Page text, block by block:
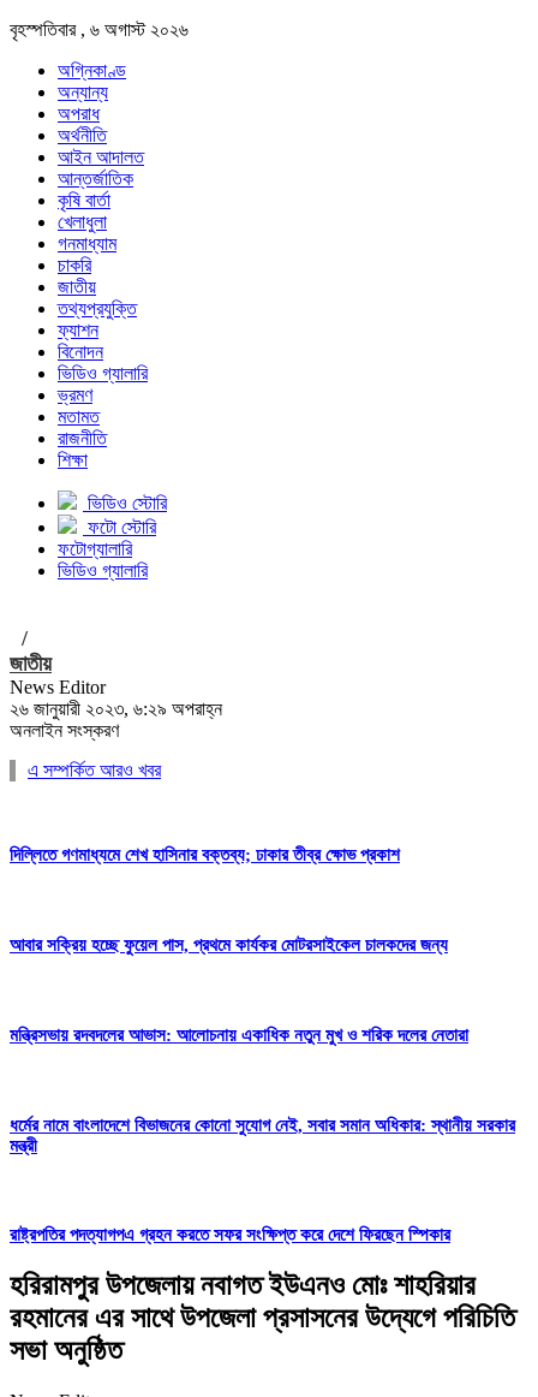
বৃহস্পতিবার , ৬ অগাস্ট ২০২৬
অগ্নিকাণ্ড
অন্যান্য
অপরাধ
অর্থনীতি
আইন আদালত
আন্তর্জাতিক
কৃষি বার্তা
খেলাধুলা
গনমাধ্যাম
চাকরি
জাতীয়
তথ্যপ্রযুক্তি
ফ্যাশন
বিনোদন
ভিডিও গ্যালারি
ভ্রমণ
মতামত
রাজনীতি
শিক্ষা
ভিডিও স্টোরি
ফটো স্টোরি
ফটোগ্যালারি
ভিডিও গ্যালারি
/
জাতীয়
News Editor
২৬ জানুয়ারী ২০২৩, ৬:২৯ অপরাহ্ন
অনলাইন সংস্করণ
এ সম্পর্কিত আরও খবর
দিল্লিতে গণমাধ্যমে শেখ হাসিনার বক্তব্য; ঢাকার তীব্র ক্ষোভ প্রকাশ
আবার সক্রিয় হচ্ছে ফুয়েল পাস, প্রথমে কার্যকর মোটরসাইকেল চালকদের জন্য
মন্ত্রিসভায় রদবদলের আভাস: আলোচনায় একাধিক নতুন মুখ ও শরিক দলের নেতারা
ধর্মের নামে বাংলাদেশে বিভাজনের কোনো সুযোগ নেই, সবার সমান অধিকার: স্থানীয় সরকার
মন্ত্রী
রাষ্ট্রপতির পদত্যাগপএ গ্রহন করতে সফর সংক্ষিপ্ত করে দেশে ফিরছেন স্পিকার
হরিরামপুর উপজেলায় নবাগত ইউএনও মোঃ শাহরিয়ার
রহমানের এর সাথে উপজেলা প্রসাসনের উদ্যেগে পরিচিতি
সভা অনুষ্ঠিত